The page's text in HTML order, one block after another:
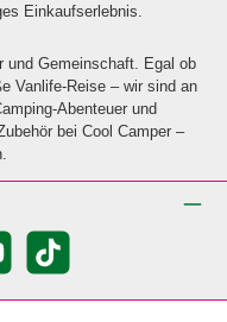
Einkaufserlebnis.
und Gemeinschaft. Egal ob
Vanlife-Reise – wir sind an
Abenteuer und
bei Cool Camper –
TikTok